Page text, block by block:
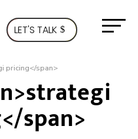
LET'S TALK
pricing</span>
span>